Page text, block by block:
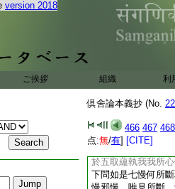
version 2018
ご挨拶 組織 利
倶舍論本義抄 (No.
466 467 468
点:無/有] [CITE]
兩方。若通見修
文。云由此證知。
言有我。想心二倒
倒。見苦所斷之旨
文廣釋我慢相。何
答。正理論今文。
通見修所斷云事。
文。上云於五取蘊
爲我慢。下問如是
皆通見修所斷。今
旨。分明也。而正
於五取蘊執我我所
下問如是七慢何所